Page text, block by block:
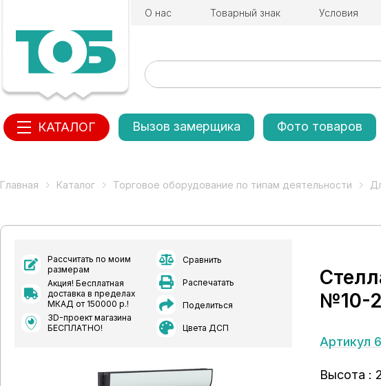
О нас Товарный знак Условия
КАТАЛОГ Вызов замерщика Фото товаров
Главная Каталог Торговое оборудование по типам деятельности
Рассчитать по моим
размерам
Акция! Бесплатная
доставка в пределах
МКАД от 150000 р.!
3D-проект магазина
БЕСПЛАТНО!
Сравнить
Распечатать
Поделиться
Цвета ДСП
№10-
Артикул
Высота :